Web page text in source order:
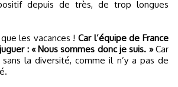
depuis de très, de trop longues
les vacances !Car l’équipe de France
: « Nous sommes donc je suis. »Car
sans la diversité, comme il n’y a pas de